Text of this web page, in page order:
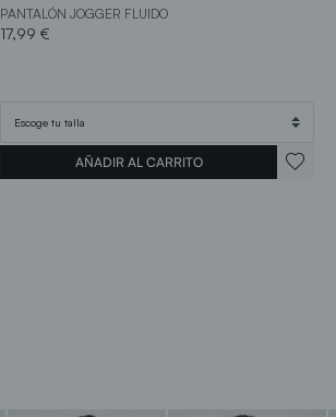
PANTALÓN JOGGER FLUIDO
17,99 €
AÑADIR AL CARRITO